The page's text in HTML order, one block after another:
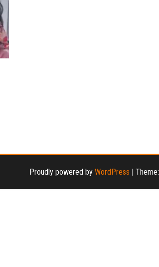
Proudly powered by WordPress | Theme: